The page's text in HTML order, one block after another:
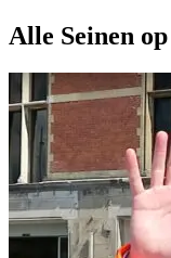
Alle Seinen